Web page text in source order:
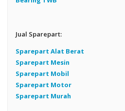
Jual Sparepart:
Sparepart Alat Berat
Sparepart Mesin
Sparepart Mobil
Sparepart Motor
Sparepart Murah